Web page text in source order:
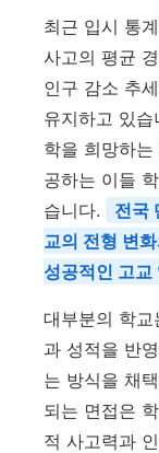
최근 입시 통
사고의 평균
인구 감소 추
유지하고 있
학을 희망하
공하는 이들
습니다.
전국
교의 전형 변
성공적인 고교
대부분의 학
과 성적을 반
는 방식을 채
되는 면접은
적 사고력과